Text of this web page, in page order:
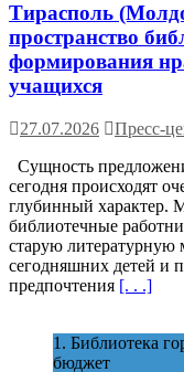
Тирасполь
пространство
формирования
учащихся
27.07.2026 Пресс-
Сущность
сегодня происходят
глубинный характер.
библиотечные
старую литературную
сегодняшних детей и
предпочтения [. . .]
1. Библиотека
бюджет